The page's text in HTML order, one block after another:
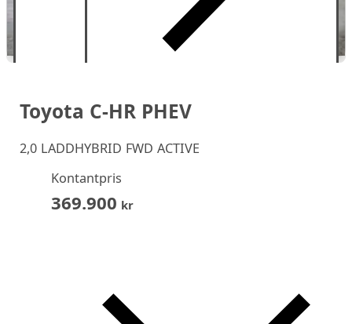
Toyota C-HR PHEV
2,0 LADDHYBRID FWD ACTIVE
Kontantpris
369.900 kr